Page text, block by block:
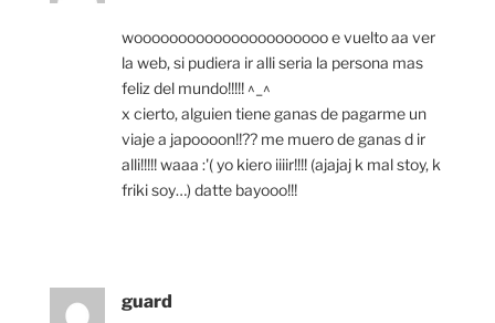
woooooooooooooooooooooo e vuelto aa ver
la web, si pudiera ir alli seria la persona mas
feliz del mundo!!!!! ^_^
x cierto, alguien tiene ganas de pagarme un
viaje a japoooon!!?? me muero de ganas d ir
alli!!!!! waaa :'( yo kiero iiiir!!!! (ajajaj k mal stoy, k
friki soy…) datte bayooo!!!
guard